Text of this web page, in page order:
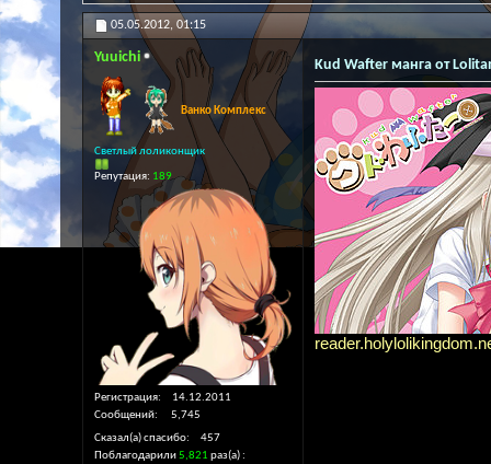
05.05.2012, 01:15
Yuuichi
Ванко Комплекс
Светлый лоликонщик
Репутация: 189
Регистрация
14.12.2011
Сообщений
5,745
Сказал(а) спасибо
457
Поблагодарили5,821 раз(а)
Kud Wafter манга от